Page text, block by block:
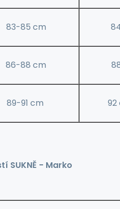
83-85 cm
86-88 cm
89-91 cm 92
SUKNĚ - Marko